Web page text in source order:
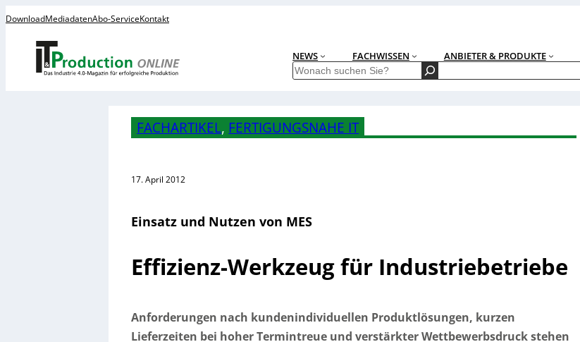
DownloadMediadatenAbo-ServiceKontakt
NEWS FACHWISSEN ANBIETER & PRODUKTE
S
h
e
FACHARTIKEL, FERTIGUNGSNAHE IT
17. April 2012
Einsatz und Nutzen von MES
Effizienz-Werkzeug für Industriebetriebe
Anforderungen nach kundenindividuellen Produktlösungen, kurzen
Lieferzeiten bei hoher Termintreue und verstärkter Wettbewerbsdruck stehen